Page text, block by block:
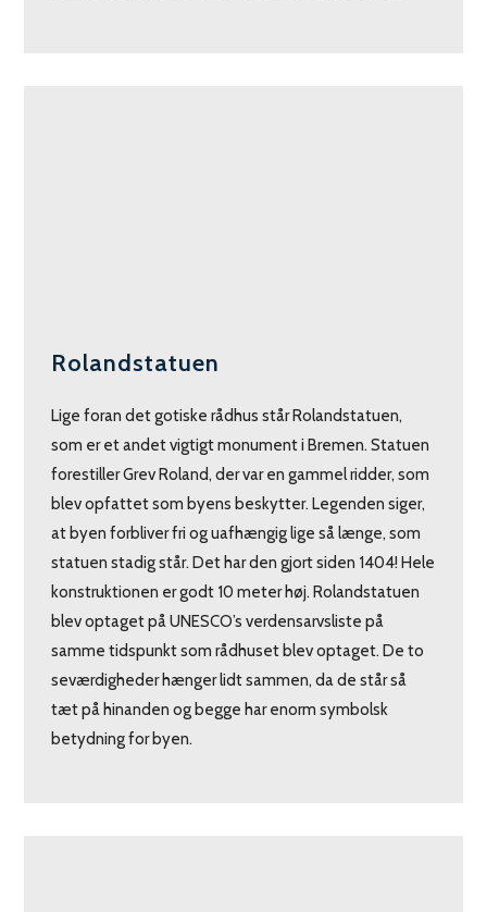
Rolandstatuen
Lige foran det gotiske rådhus står Rolandstatuen,
som er et andet vigtigt monument i Bremen. Statuen
forestiller Grev Roland, der var en gammel ridder, som
blev opfattet som byens beskytter. Legenden siger,
at byen forbliver fri og uafhængig lige så længe, som
statuen stadig står. Det har den gjort siden 1404! Hele
konstruktionen er godt 10 meter høj. Rolandstatuen
blev optaget på UNESCO’s verdensarvsliste på
samme tidspunkt som rådhuset blev optaget. De to
seværdigheder hænger lidt sammen, da de står så
tæt på hinanden og begge har enorm symbolsk
betydning for byen.